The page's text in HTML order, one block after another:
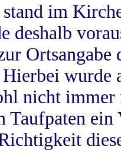
im
deshalb
wurde
nicht
Taufpaten